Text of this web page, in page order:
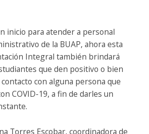
inicio para atender a personal
de la BUAP, ahora esta
Integral también brindará
que den positivo o bien
con alguna persona que
COVID-19, a fin de darles un
Torres Escobar, coordinadora de